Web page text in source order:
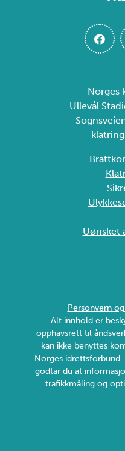
Norges
Ullevål
Uønsket
Personvern
Alt innhold er
opphavsrett til
kan ikke benyttes
Norges
godtar du at
trafikkmåling og